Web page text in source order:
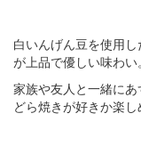
白いんげん豆を使用
が上品で優しい味わい。
家族や友人と一緒に
どら焼きが好きか楽し